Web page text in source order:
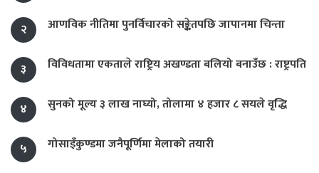
२ आणविक नीतिमा पुनर्विचारको सङ्केतपछि जापानमा चिन्ता
३ विविधतामा एकताले राष्ट्रिय अखण्डता बलियो बनाउँछ : राष्ट्रपति
४ सुनको मूल्य ३ लाख नाघ्यो, तोलामा ४ हजार ८ सयले वृद्धि
५ गोसाइँकुण्डमा जनैपूर्णिमा मेलाको तयारी